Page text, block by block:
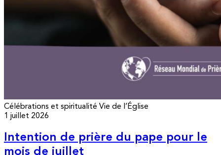
Célébrations et spiritualité Vie de l’Église
1 juillet 2026
Intention de prière du pape pour le
mois de juillet